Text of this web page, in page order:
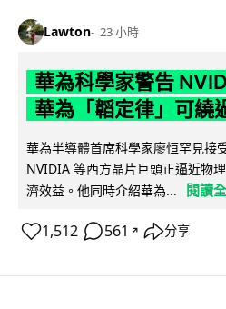
Lawton 23 小時
華為科學家警告
華為「韜定律」可繞
華為半導體首席科學家廖恒罕見接
NVIDIA 等西方晶片巨頭正逼近物
濟效益。他同時介紹華為...
閱讀
1,512 561 ↗ 分享